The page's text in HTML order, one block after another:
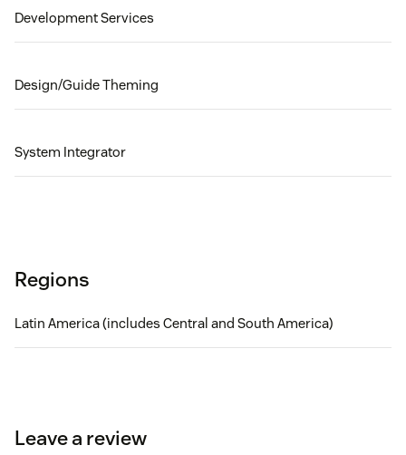
Development Services
Design/Guide Theming
System Integrator
Regions
Latin America (includes Central and South America)
Leave a review